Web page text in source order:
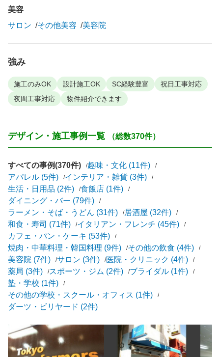
美容
サロン
その他美容 美容院
強み
施工のみOK 設計施工OK SC経験豊富
祝日工事対応
夜間工事対応
物件紹介できます
デザイン・施工事例一覧 （総数370件）
すべての事例(370件)
趣味・文化 (11件)
アパレル (5件)
インテリア・雑貨 (3件)
生活・日用品 (2件)
食飯店 (1件)
ダイニング・バー (79件)
ラーメン・そば・うどん (31件)
居酒屋 (32件)
和食・寿司 (71件)
イタリアン・フレンチ (45件)
カフェ・パン・ケーキ (53件)
焼肉・中華料理・韓国料理 (9件)
その他の飲食 (4件)
美容院 (7件)
サロン (3件)
医院・クリニック (4件)
薬局 (3件)
スポーツ・ジム (2件)
ブライダル (1件)
塾・学校 (1件)
その他の学校・スクール・オフィス (1件)
ダーツ・ビリヤード (2件)